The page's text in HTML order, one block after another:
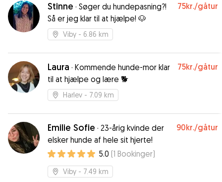
Stinne · Søger du hundepasning?!
Så er jeg klar til at hjælpe! 🐶
75kr./gåtur
Viby - 6.86 km
Laura · Kommende hunde-mor klar
til at hjælpe og lære 🐕
75kr./gåtur
Harlev - 7.09 km
Emilie Sofie · 23-årig kvinde der
elsker hunde af hele sit hjerte!
90kr./gåtur
5.0 (1 Bookinger)
Viby - 7.49 km